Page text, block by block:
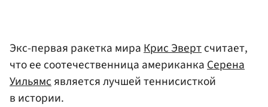
Экс-первая ракетка мираКрис Эвертсчитает,
что ее соотечественница американкаСерена
Уильямсявляется лучшей теннисисткой
в истории.